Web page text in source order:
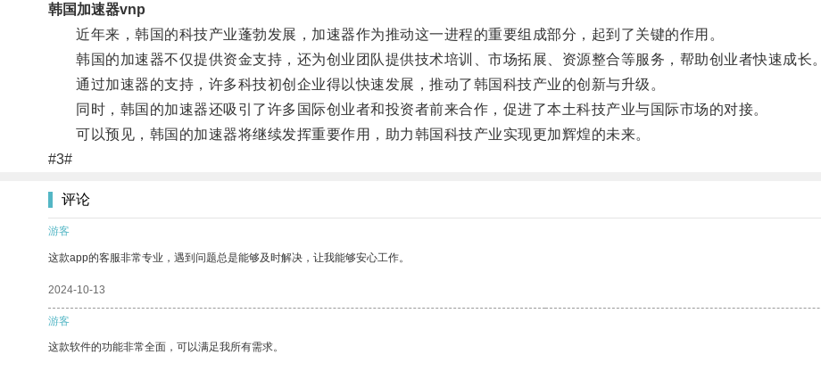
韩国加速器vnp
近年来，韩国的科技产业蓬勃发展，加速器作为推动这一进程的重要组成部分，起到了关键的作用。
韩国的加速器不仅提供资金支持，还为创业团队提供技术培训、市场拓展、资源整合等服务，帮助创业者快速成长。
通过加速器的支持，许多科技初创企业得以快速发展，推动了韩国科技产业的创新与升级。
同时，韩国的加速器还吸引了许多国际创业者和投资者前来合作，促进了本土科技产业与国际市场的对接。
可以预见，韩国的加速器将继续发挥重要作用，助力韩国科技产业实现更加辉煌的未来。
#3#
评论
游客
这款app的客服非常专业，遇到问题总是能够及时解决，让我能够安心工作。
2024-10-13
游客
这款软件的功能非常全面，可以满足我所有需求。